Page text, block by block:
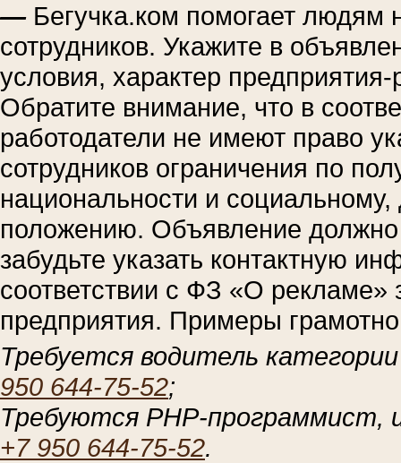
— Бегучка.ком помогает людям
сотрудников. Укажите в
условия, характер
Обратите внимание, что в
работодатели не имеют право
сотрудников ограничения по
национальности и
положению. Объявление должно
забудьте указать контактную
соответствии с ФЗ «О
предприятия. Примеры
Требуется водитель
950 644-75-52;
Требуются PHP-
+7 950 644-75-52.